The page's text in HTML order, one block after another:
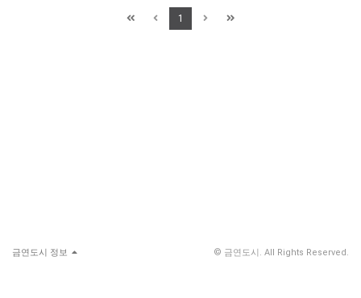
1
금연도시 정보 © 금연도시. All Rights Reserved.